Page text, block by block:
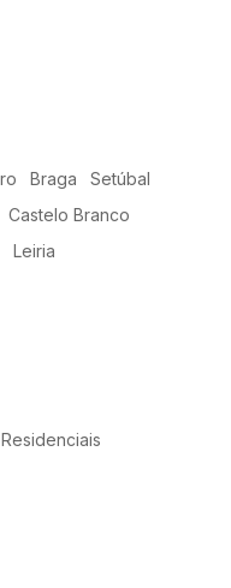
Braga
Setúbal
Castelo Branco
Leiria